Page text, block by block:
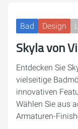
Bad Design
Skyla von
Entdecken Sie
vielseitige
innovativen
Wählen Sie aus
Armaturen-